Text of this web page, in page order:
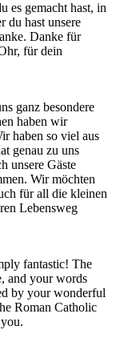
es gemacht hast, in
du hast unsere
Danke für
für dein
ganz besondere
haben wir
haben so viel aus
genau zu uns
unsere Gäste
Wir möchten
für all die kleinen
Lebensweg
fantastic! The
and your words
by your wonderful
Roman Catholic